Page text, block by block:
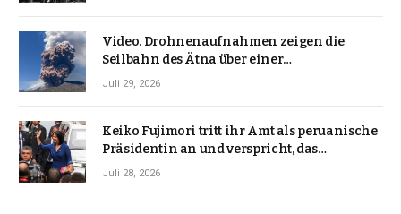
Video. Drohnenaufnahmen zeigen die
Seilbahn des Ätna über einer
Vulkanlandschaft
Juli 29, 2026
Keiko Fujimori tritt ihr Amt als peruanische
Präsidentin an und verspricht, das
Jahrzehnt der Instabilität zu beenden
Juli 28, 2026